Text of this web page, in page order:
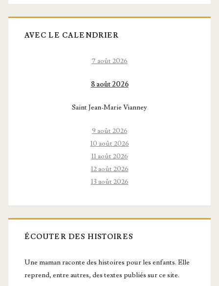
AVEC LE CALENDRIER
7 août 2026
8 août 2026
Saint Jean-Marie Vianney
9 août 2026
10 août 2026
11 août 2026
12 août 2026
13 août 2026
ÉCOUTER DES HISTOIRES
Une maman raconte des histoires pour les enfants. Elle
reprend, entre autres, des textes publiés sur ce site.